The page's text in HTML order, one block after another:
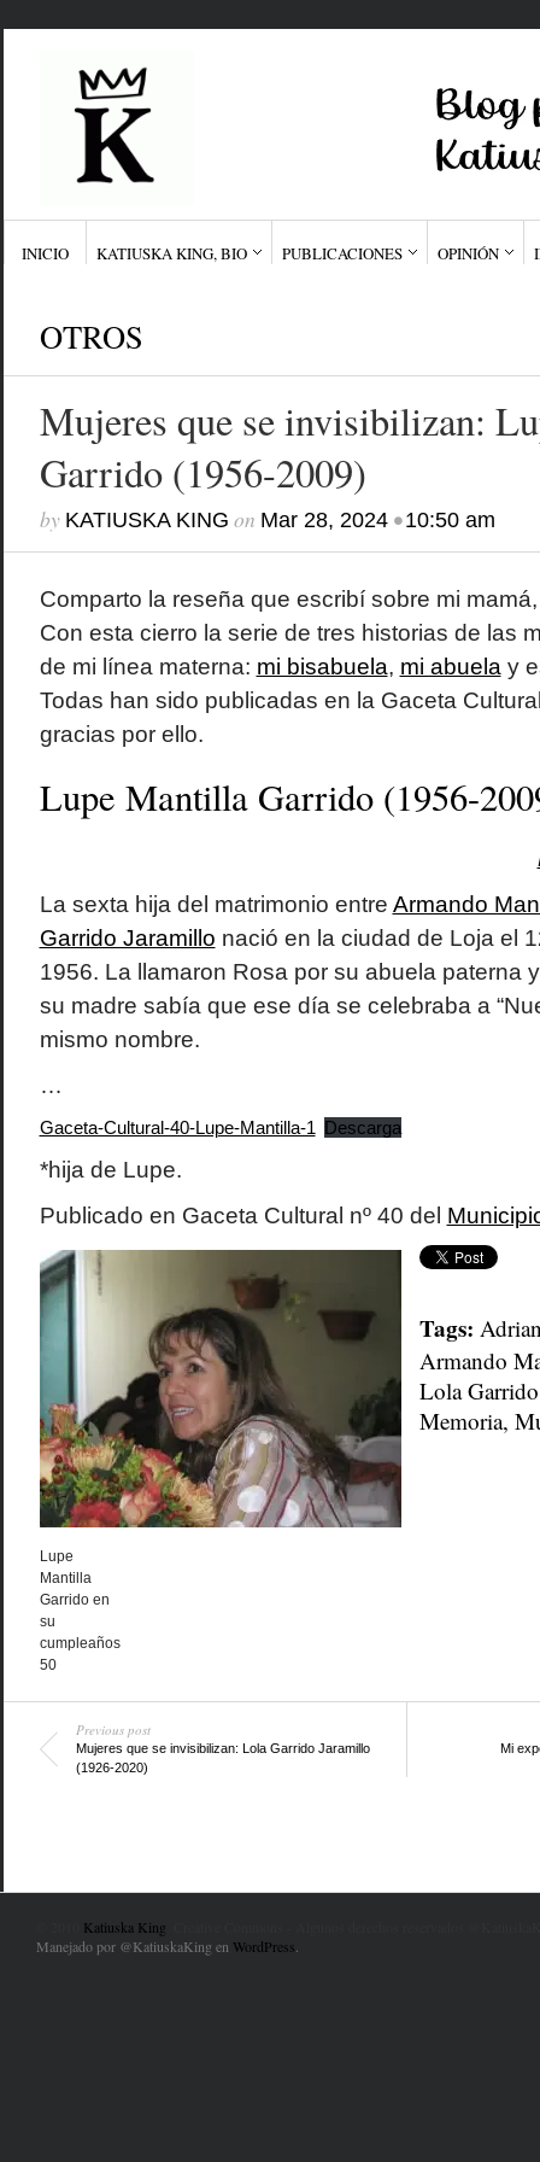
INICIO KATIUSKA KING, BIO PUBLICACIONES OPINIÓN
OTROS
Mujeres que se invisibilizan:
Garrido (1956-2009)
by KATIUSKA KING on Mar 28, 2024•10:50 am
Comparto la reseña que escribí sobre mi
Con esta cierro la serie de tres historias de las
de mi línea materna: mi bisabuela, mi abuela y
Todas han sido publicadas en la Gaceta
gracias por ello.
Lupe Mantilla Garrido (1956-
La sexta hija del matrimonio entre Armando
Garrido Jaramillo nació en la ciudad de Loja el
1956. La llamaron Rosa por su abuela paterna
su madre sabía que ese día se celebraba a
mismo nombre.
…
Gaceta-Cultural-40-Lupe-Mantilla-1 Descarga
*hija de Lupe.
Publicado en Gaceta Cultural nº 40 del
Lupe
Mantilla
Garrido en
su
cumpleaños
50
Tags:
Armando
Lola Garrido
Memoria,
Previous post
Mujeres que se invisibilizan: Lola Garrido Jaramillo
(1926-2020)
Mi
Katiuska King
Manejado por @KatiuskaKing en WordPress